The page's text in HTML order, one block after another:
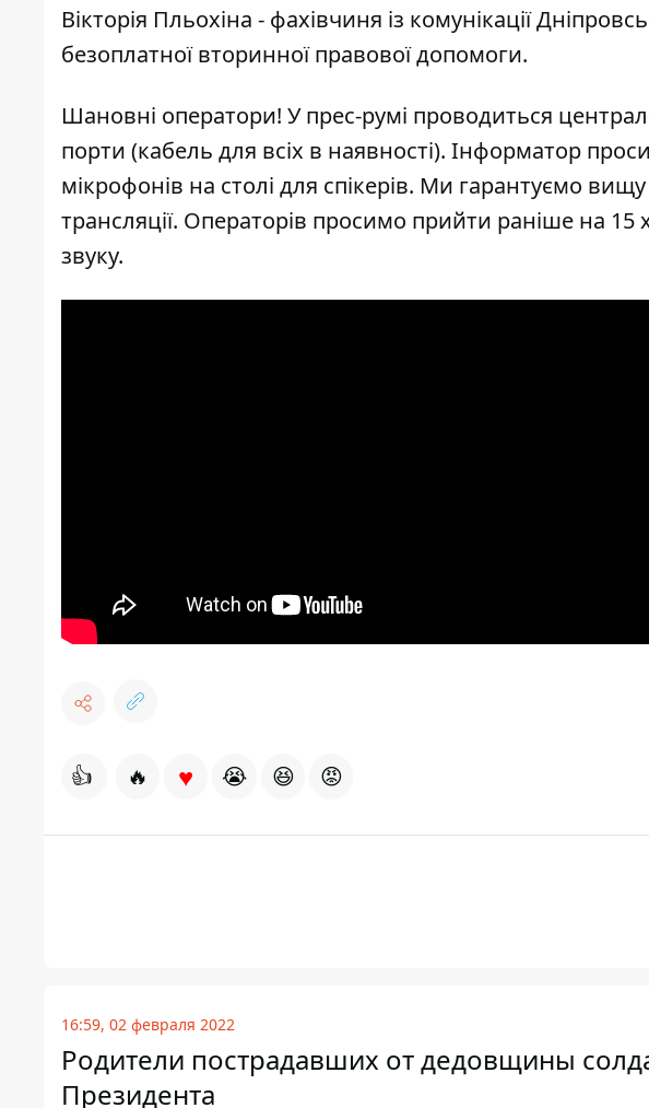
Вікторія Пльохіна - фахівчиня із комунікації
безоплатної вторинної правової допомоги.
Шановні оператори! У прес-румі проводиться
порти (кабель для всіх в наявності). Інформатор
мікрофонів на столі для спікерів. Ми гарантуємо
трансляції. Операторів просимо прийти раніше на 15
звуку.
👍 🔥 ♥ 😭 😆 😡
16:59, 02 февраля 2022
Родители пострадавших от дедовщины
Президента